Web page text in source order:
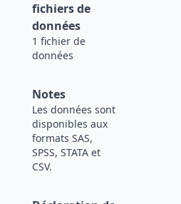
fichiers de
données
1 fichier de
données
Notes
Les données sont
disponibles aux
formats SAS,
SPSS, STATA et
CSV.